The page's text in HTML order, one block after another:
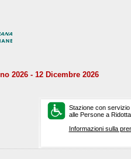
2026 - 12 Dicembre 2026
Stazione con
alle Persone a
Informazioni sulla